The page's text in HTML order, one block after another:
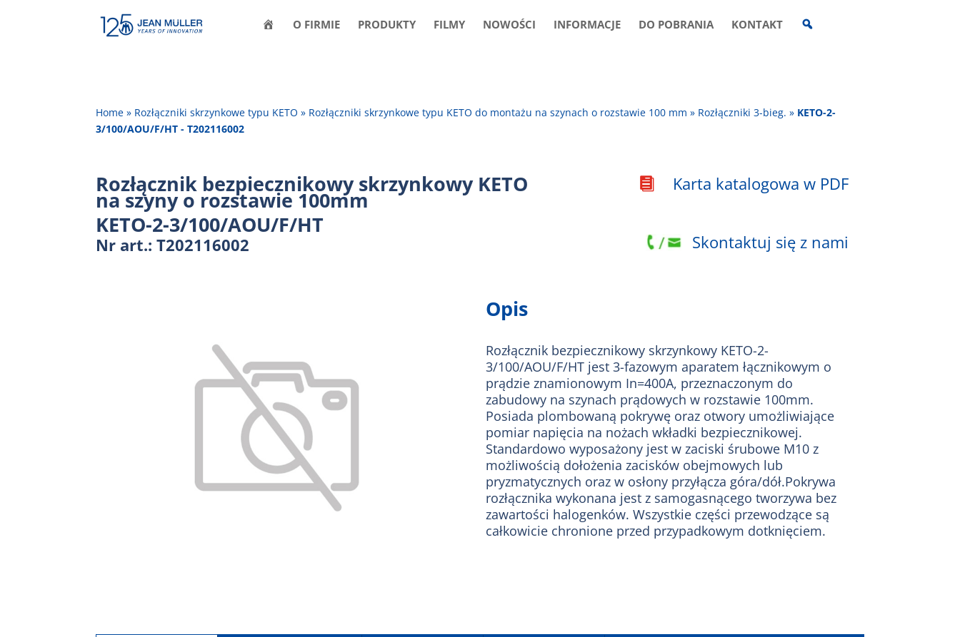
O FIRMIE PRODUKTY FILMY NOWOŚCI INFORMACJE DO POBRANIA KONTAKT
R
Home » Rozłączniki skrzynkowe typu KETO » Rozłączniki skrzynkowe typu KETO do montażu na szynach o rozstawie 100 mm » Rozłączniki 3-bieg. » KETO-2-
3/100/AOU/F/HT - T202116002
Rozłącznik bezpiecznikowy skrzynkowy KETO
na szyny o rozstawie 100mm
KETO-2-3/100/AOU/F/HT
Nr art.: T202116002
 Karta katalogowa w PDF
Skontaktuj się z nami
Opis
Rozłącznik bezpiecznikowy skrzynkowy KETO-2-
3/100/AOU/F/HT jest 3-fazowym aparatem łącznikowym o
prądzie znamionowym In=400A, przeznaczonym do
zabudowy na szynach prądowych w rozstawie 100mm.
Posiada plombowaną pokrywę oraz otwory umożliwiające
pomiar napięcia na nożach wkładki bezpiecznikowej.
Standardowo wyposażony jest w zaciski śrubowe M10 z
możliwością dołożenia zacisków obejmowych lub
pryzmatycznych oraz w osłony przyłącza góra/dół.Pokrywa
rozłącznika wykonana jest z samogasnącego tworzywa bez
zawartości halogenków. Wszystkie części przewodzące są
całkowicie chronione przed przypadkowym dotknięciem.